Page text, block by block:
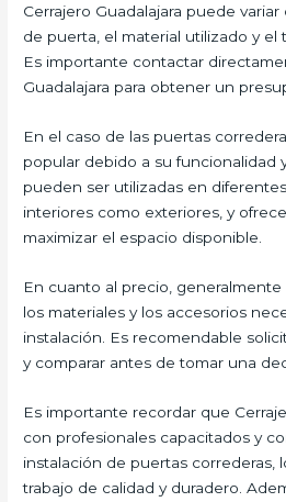
Cerrajero Guadalajara puede
de puerta, el material utilizado y el
Es importante contactar
Guadalajara para obtener un
En el caso de las puertas
popular debido a su funcionalidad
pueden ser utilizadas en
interiores como exteriores, y
maximizar el espacio disponible.
En cuanto al precio, generalmente
los materiales y los accesorios
instalación. Es recomendable
y comparar antes de tomar una
Es importante recordar que
con profesionales capacitados y
instalación de puertas correderas,
trabajo de calidad y duradero.